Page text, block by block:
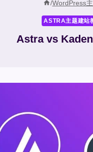
/WordPress
ASTRA主题建站
Astra vs